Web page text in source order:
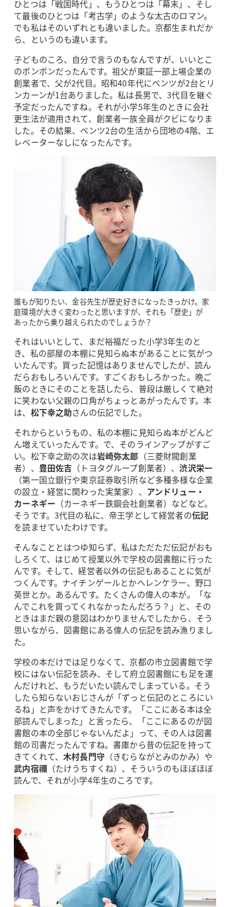
ひとつは「戦国時代」、もうひとつは「幕末」、そし
て最後のひとつは「考古学」のような太古のロマン。
でも私はそのいずれとも違いました。京都生まれだか
ら、というのも違います。
子どものころ、自分で言うのもなんですが、いいとこ
のボンボンだったんです。祖父が東証一部上場企業の
創業者で、父が2代目。昭和40年代にベンツが2台とリ
ンカーンが1台ありました。私は長男で、3代目を継ぐ
予定だったんですね。それが小学5年生のときに会社
更生法が適用されて、創業者一族全員がクビになりま
した。その結果、ベンツ2台の生活から団地の4階、エ
レベーターなしになったんです。
誰もが知りたい、金谷先生が歴史好きになったきっかけ。家
庭環境が大きく変わったと思いますが、それも「歴史」が
あったから乗り越えられたのでしょうか？
それはいいとして、まだ裕福だった小学3年生のと
き、私の部屋の本棚に見知らぬ本があることに気がつ
いたんです。買った記憶はありませんでしたが、読ん
だらおもしろいんです。すごくおもしろかった。晩ご
飯のときにそのことを話したら、普段は厳しくて絶対
に笑わない父親の口角がちょっとあがったんです。本
は、 松下幸之助さんの伝記でした。
それからというもの、私の本棚に見知らぬ本がどんど
ん増えていったんです。で、そのラインアップがすご
い。松下幸之助の次は岩崎弥太郎 （三菱財閥創業
者）、 豊田佐吉 （トヨタグループ創業者）、渋沢栄一
（第一国立銀行や東京証券取引所など多種多様な企業
の設立・経営に関わった実業家）、 アンドリュー・
カーネギー （カーネギー鉄鋼会社創業者）などなど。
そうです。3代目の私に、帝王学として経営者の伝記
を読ませていたわけです。
そんなこととはつゆ知らず、私はただただ伝記がおも
しろくて、はじめて授業以外で学校の図書館に行った
んです。そして、経営者以外の伝記もあることに気が
つくんです。ナイチンゲールとかヘレンケラー、野口
英世とか。あるんです。たくさんの偉人の本が。「な
んでこれを買ってくれなかったんだろう？」と、その
ときはまだ親の意図はわかりませんでしたから、そう
思いながら、図書館にある偉人の伝記を読み漁りまし
た。
学校の本だけでは足りなくて、京都の市立図書館で学
校にはない伝記を読み、そして府立図書館にも足を運
んだけれど、もうだいたい読んでしまっている。そう
したら知らないおじさんが「ずっと伝記のところにい
るね」と声をかけてきたんです。「ここにある本は全
部読んでしまった」と言ったら、「ここにあるのが図
書館の本の全部じゃないんだよ」って、その人は図書
館の司書だったんですね。書庫から昔の伝記を持って
きてくれて、木村長門守（きむらながとみのかみ）や
武内宿禰（たけうちすくね）、そういうのもほぼほぼ
読んで、それが小学4年生のころです。